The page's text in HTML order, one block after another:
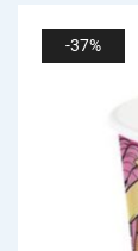
-37%